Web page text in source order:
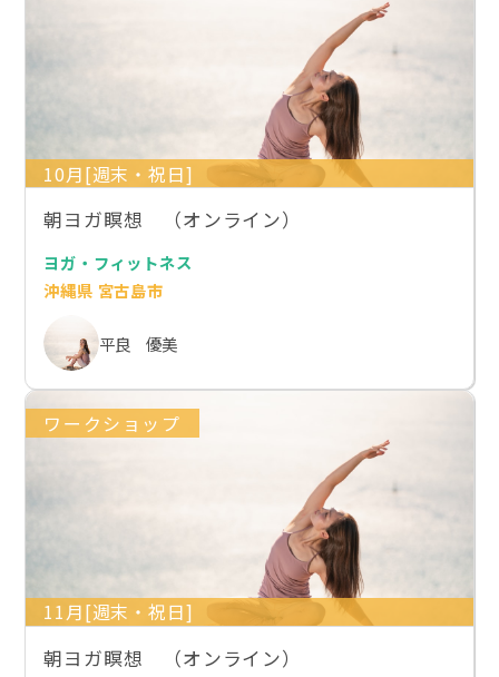
10月[週末・祝日]
朝ヨガ瞑想 （オンライン）
ヨガ・フィットネス
沖縄県 宮古島市
平良 優美
ワークショップ
11月[週末・祝日]
朝ヨガ瞑想 （オンライン）